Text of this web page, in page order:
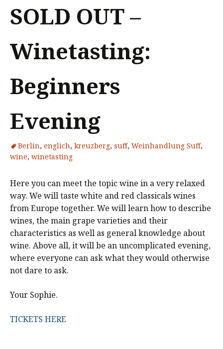
SOLD OUT –
Winetasting:
Beginners
Evening
Berlin, englich, kreuzberg, suff, Weinhandlung Suff,
wine, winetasting
Here you can meet the topic wine in a very relaxed
way. We will taste white and red classicals wines
from Europe together. We will learn how to describe
wines, the main grape varieties and their
characteristics as well as general knowledge about
wine. Above all, it will be an uncomplicated evening,
where everyone can ask what they would otherwise
not dare to ask.
Your Sophie.
TICKETS HERE